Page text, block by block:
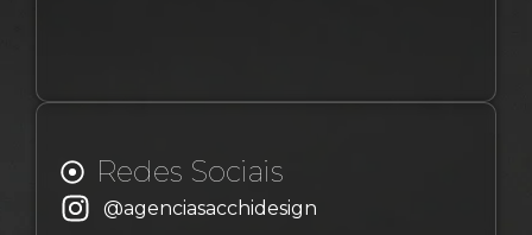
Redes Sociais
@agenciasacchidesign